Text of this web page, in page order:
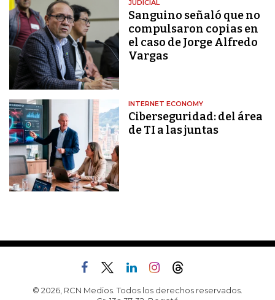
JUDICIAL
Sanguino señaló que no
compulsaron copias en
el caso de Jorge Alfredo
Vargas
INTERNET ECONOMY
Ciberseguridad: del área
de TI a las juntas
© 2026, RCN Medios. Todos los derechos reservados.